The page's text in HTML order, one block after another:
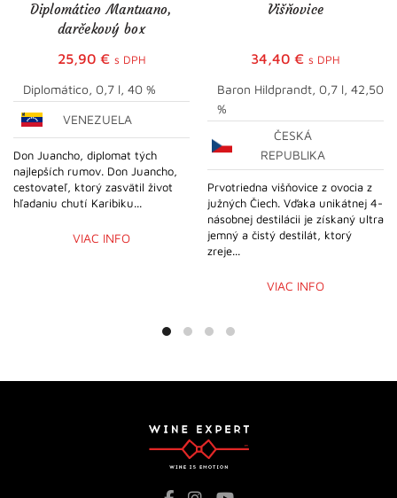
Diplomático Mantuano,
darčekový box
25,90 € s DPH
Diplomático, 0,7 l, 40 %
VENEZUELA
Don Juancho, diplomat tých
najlepších rumov. Don Juancho,
cestovateľ, ktorý zasvätil život
hľadaniu chutí Karibiku...
VIAC INFO
Višňovice
34,40 € s DPH
Baron Hildprandt, 0,7 l, 42,50
%
ČESKÁ
REPUBLIKA
Prvotriedna višňovice z ovocia z
južných Čiech. Vďaka unikátnej 4-
násobnej destilácii je získaný ultra
jemný a čistý destilát, ktorý
zreje...
VIAC INFO